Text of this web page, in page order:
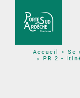
Accueil Se
PR 2 -